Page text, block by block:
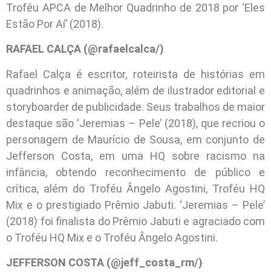
Troféu APCA de Melhor Quadrinho de 2018 por ‘Eles
Estão Por Aí’ (2018).
RAFAEL CALÇA (@rafaelcalca/)
Rafael Calça é escritor, roteirista de histórias em
quadrinhos e animação, além de ilustrador editorial e
storyboarder de publicidade. Seus trabalhos de maior
destaque são ‘Jeremias – Pele’ (2018), que recriou o
personagem de Maurício de Sousa, em conjunto de
Jefferson Costa, em uma HQ sobre racismo na
infância, obtendo reconhecimento de público e
crítica, além do Troféu Ângelo Agostini, Troféu HQ
Mix e o prestigiado Prêmio Jabuti. ‘Jeremias – Pele’
(2018) foi finalista do Prêmio Jabuti e agraciado com
o Troféu HQ Mix e o Troféu Ângelo Agostini.
JEFFERSON COSTA (@jeff_costa_rm/)